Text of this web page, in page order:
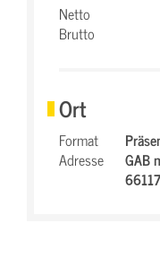
Netto
Brutto
Ort
Format
Adresse
GAB